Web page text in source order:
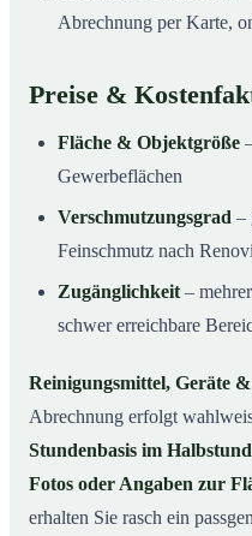
Abrechnung per Karte,
Preise &
Fläche & Objektgröße
Gewerbeflächen
Verschmutzungsgrad –
Feinschmutz nach
Zugänglichkeit –
schwer erreichbare
Reinigungsmittel, Geräte
Abrechnung erfolgt
Stundenbasis im
Fotos oder Angaben zur
erhalten Sie rasch ein